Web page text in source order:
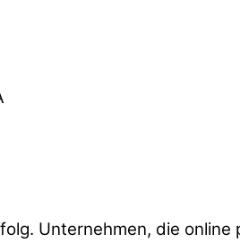
Unternehmen, die